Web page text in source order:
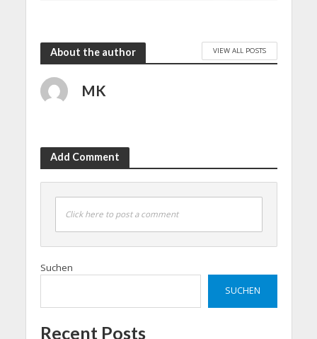
About the author VIEW ALL POSTS
MK
Add Comment
Click here to post a comment
Suchen
SUCHEN
Recent Posts